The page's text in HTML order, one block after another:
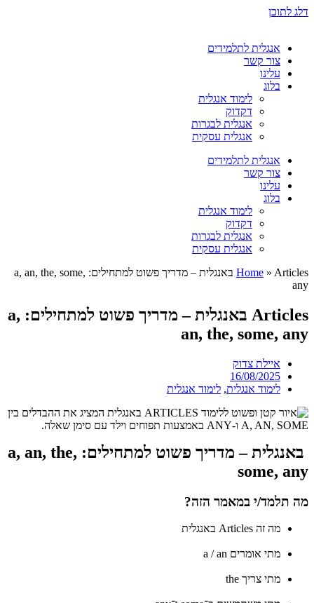
דלג לתוכן
אנגלית לתלמידים
צור קשר
עלינו
בלוג
לימוד אנגלית
דקדוק
אנגלית לבגרות
אנגלית עסקית
אנגלית לתלמידים
צור קשר
עלינו
בלוג
לימוד אנגלית
דקדוק
אנגלית לבגרות
אנגלית עסקית
Home »
Articles באנגלית – מדריך פשוט למתחילים: a, an, the, some,
any
Articles באנגלית – מדריך פשוט למתחילים: a,
an, the, some, any
איילת צדוק
16/08/2025
לימוד אנגלית, לימוד אנגלית
באנגלית – מדריך פשוט למתחילים: a, an, the,
some, any
מה תלמד/י במאמר הזה?
מה זה Articles באנגלית
מתי אומרים a / an
מתי צריך the